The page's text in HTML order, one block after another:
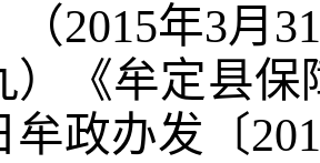
（2015年3月 31
）《牟定县
牟政办发〔